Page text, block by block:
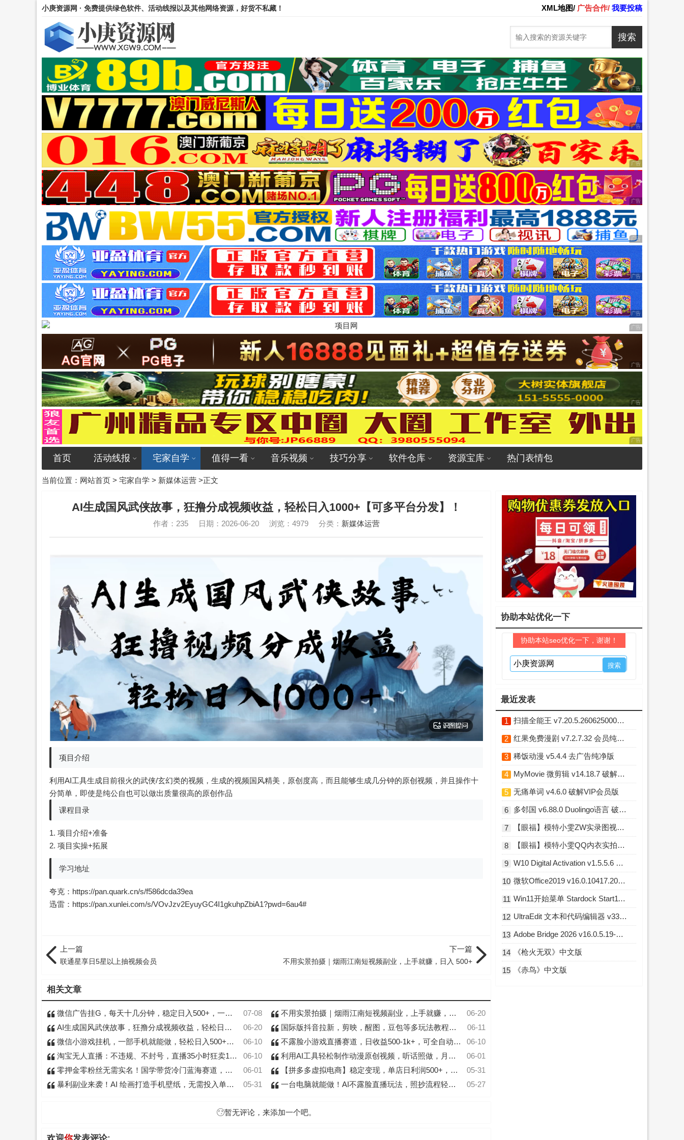
小庚资源网 · 免费提供绿色软件、活动线报以及其他网络资源，好货不私藏！ XML地图/ 广告合作/ 我要投稿
首页 活动线报 宅家自学 值得一看 音乐视频 技巧分享 软件仓库 资源宝库 热门表情包
当前位置： 网站首页 > 宅家自学 > 新媒体运营 >正文
AI生成国风武侠故事，狂撸分成视频收益，轻松日入1000+【可多平台分发】！
作者：235 日期：2026-06-20 浏览：4979 分类： 新媒体运营
项目介绍
利用AI工具生成目前很火的武侠/玄幻类的视频，生成的视频国风精美，原创度高，而且能够生成几分钟的原创视频，并且操作十
分简单，即使是纯公自也可以做出质量很高的原创作品
课程目录
1. 项目介绍+准备
2. 项目实操+拓展
学习地址
夸克： https://pan.quark.cn/s/f586dcda39ea
迅雷： https://pan.xunlei.com/s/VOvJzv2EyuyGC4I1gkuhpZbiA1?pwd=6au4#
上一篇
联通星享日5星以上抽视频会员
下一篇
不用实景拍摄｜烟雨江南短视频副业，上手就赚，日入 500+
相关文章
07-08
微信广告挂G，每天十几分钟，稳定日入500+，一部手机就能做！ 06-20
不用实景拍摄｜烟雨江南短视频副业，上手就赚，日入 500+
06-20
AI生成国风武侠故事，狂撸分成视频收益，轻松日入1000+【可多平台分发】！ 06-11
国际版抖音拉新，剪映，醒图，豆包等多玩法教程，长期可做的项目，轻松日入四位数
06-10
微信小游戏挂机，一部手机就能做，轻松日入500+，副业兼职的首选！ 06-10
不露脸小游戏直播赛道，日收益500-1k+，可全自动AI玩，可脚本玩，可真人玩，项目稳定，上手快
06-10
淘宝无人直播：不违规、不封号，直播35小时狂卖13W，全年都是旺季，还能批量矩阵操作 06-01
利用AI工具轻松制作动漫原创视频，听话照做，月入过万
06-01
零押金零粉丝无需实名！国学带货冷门蓝海赛道，小白上手即出单，日入千元 + 05-31
【拼多多虚拟电商】稳定变现，单店日利润500+，软件挂机全自动发货，轻松实现月入1w+！
05-31
暴利副业来袭！AI 绘画打造手机壁纸，无需投入单店狂出 3.8 万单 05-27
一台电脑就能做！AI不露脸直播玩法，照抄流程轻松达标月入2W+
暂无评论，来添加一个吧。
协助本站优化一下
协助本站seo优化一下，谢谢！
最近发表
1 扫描全能王 v7.20.5.2606250000 破解高级版
2 红果免费漫剧 v7.2.7.32 会员纯净精简版
3 稀饭动漫 v5.4.4 去广告纯净版
4 MyMovie 微剪辑 v14.18.7 破解Pro专业版
5 无痛单词 v4.6.0 破解VIP会员版
6 多邻国 v6.88.0 Duolingo语言 破解高级版
7 【眼福】模特小雯ZW实录图视频小庚网专属福利 前10送实物福利你懂的
8 【眼福】模特小雯QQ内衣实拍L露图舞蹈小庚网专属福利
9 W10 Digital Activation v1.5.5.6 Win10永久激活工具
10 微软Office2019 v16.0.10417.20176 直装破解版
11 Win11开始菜单 Stardock Start11 v2.7.3 破解版
12 UltraEdit 文本和代码编辑器 v33.0.0.23 中文破解版
13 Adobe Bridge 2026 v16.0.5.19-m0nkrus 多语言破解版
14 《枪火无双》中文版
15 《赤鸟》中文版